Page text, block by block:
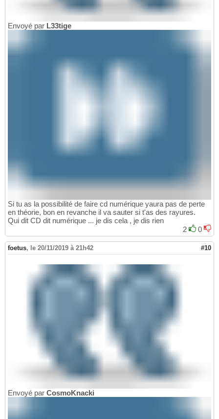
Envoyé par L33tige
Si tu as la possibilité de faire cd numérique yaura pas de perte
en théorie, bon en revanche il va sauter si t'as des rayures.
Qui dit CD dit numérique ... je dis cela , je dis rien
2
0
foetus, le 20/11/2019 à 21h42 #10
Envoyé par CosmoKnacki